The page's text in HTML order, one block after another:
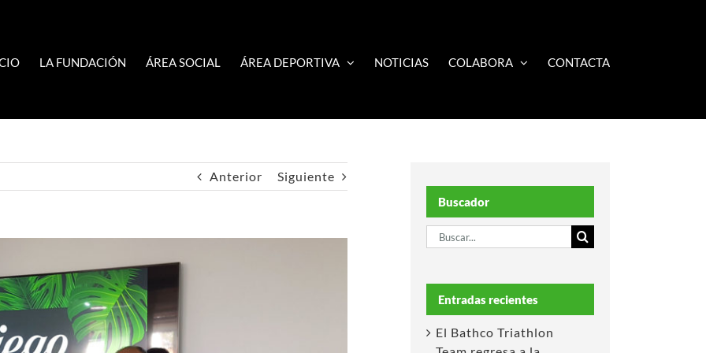
LA FUNDACIÓN ÁREA SOCIAL ÁREA DEPORTIVA NOTICIAS COLABORA CONTACTA
Anterior Siguiente
Buscador
Buscar:
Entradas recientes
El Bathco Triathlon